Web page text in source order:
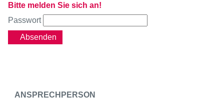
Bitte melden Sie sich an!
Passwort
Absenden
ANSPRECHPERSON